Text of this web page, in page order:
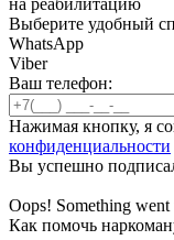
Выберите удобный
WhatsApp
Viber
Ваш телефон:
Нажимая кнопку, я
конфиденциальности
Вы успешно
Oops! Something
Как помочь